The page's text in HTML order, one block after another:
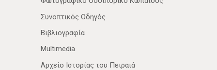
Συνοπτικός Οδηγός
Βιβλιογραφία
Multimedia
Αρχείο Ιστορίας του Πειραιά